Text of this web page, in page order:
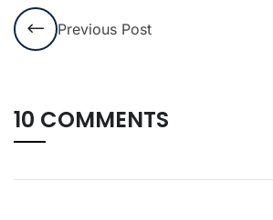
Previous Post
10 COMMENTS